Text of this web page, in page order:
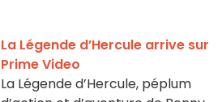
La Légende d’Hercule arrive sur
Prime Video
La Légende d’Hercule, péplum